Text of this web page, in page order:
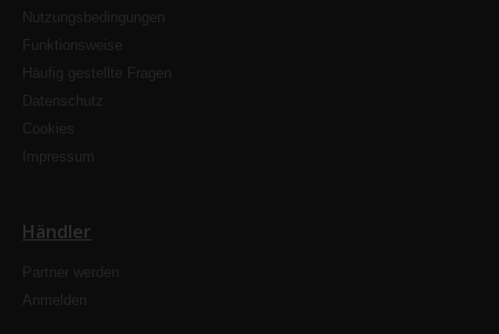
Nutzungsbedingungen
Funktionsweise
Häufig gestellte Fragen
Datenschutz
Cookies
Impressum
Händler
Partner werden
Anmelden